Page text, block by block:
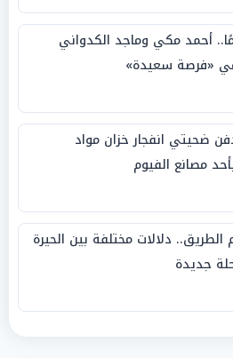
13 عامًا.. أحمد مكي وماجد الكدواني
«فرصة سعيدة»
ضحيتي انفجار خزان مواد
مصانع الفيوم
دلالات مختلفة بين الحيرة
جديدة